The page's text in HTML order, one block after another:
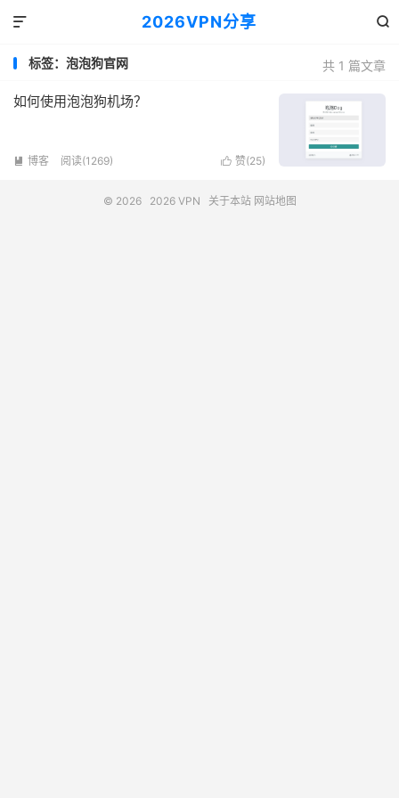
2026VPN分享 

共 1 篇文章
标签：泡泡狗官网
如何使用泡泡狗机场？
 赞(25)
 博客 阅读(1269)
© 2026 2026 VPN 关于本站 网站地图